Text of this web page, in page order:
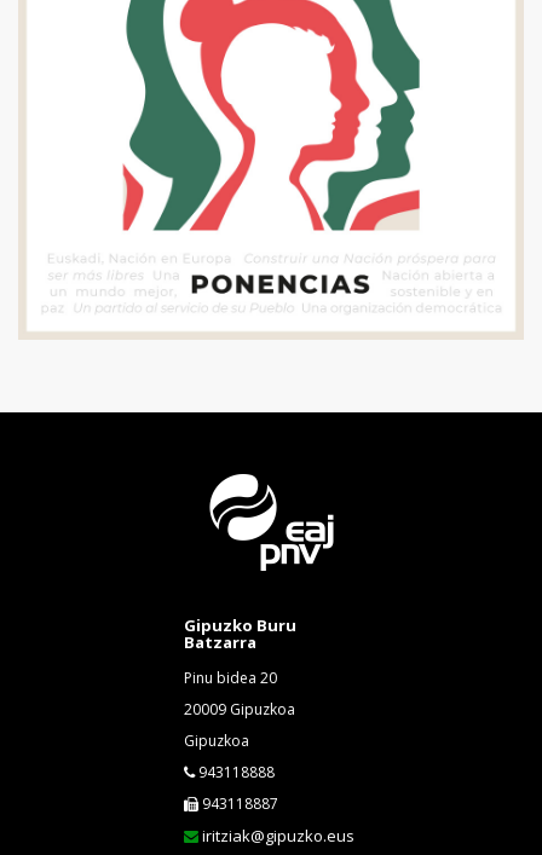
Gipuzko Buru
Batzarra
Pinu bidea 20
20009 Gipuzkoa
Gipuzkoa
943118888
943118887
iritziak@gipuzko.eus